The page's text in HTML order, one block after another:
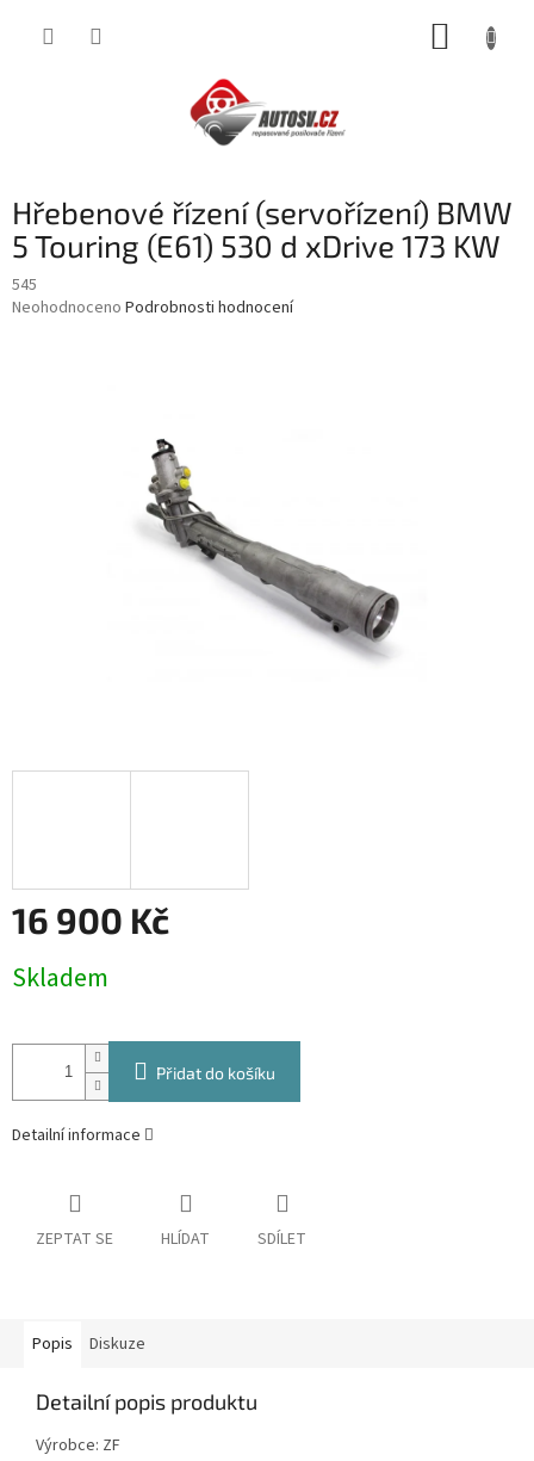
Hřebenové řízení (servořízení) BMW
5 Touring (E61) 530 d xDrive 173 KW
545
Průměrné
Neohodnoceno Podrobnosti hodnocení
16 900 Kč
cena:
Skladem
Přidat do košíku
Detailní informace
ZEPTAT SE HLÍDAT SDÍLET
Popis Diskuze
Detailní popis produktu
Výrobce: ZF